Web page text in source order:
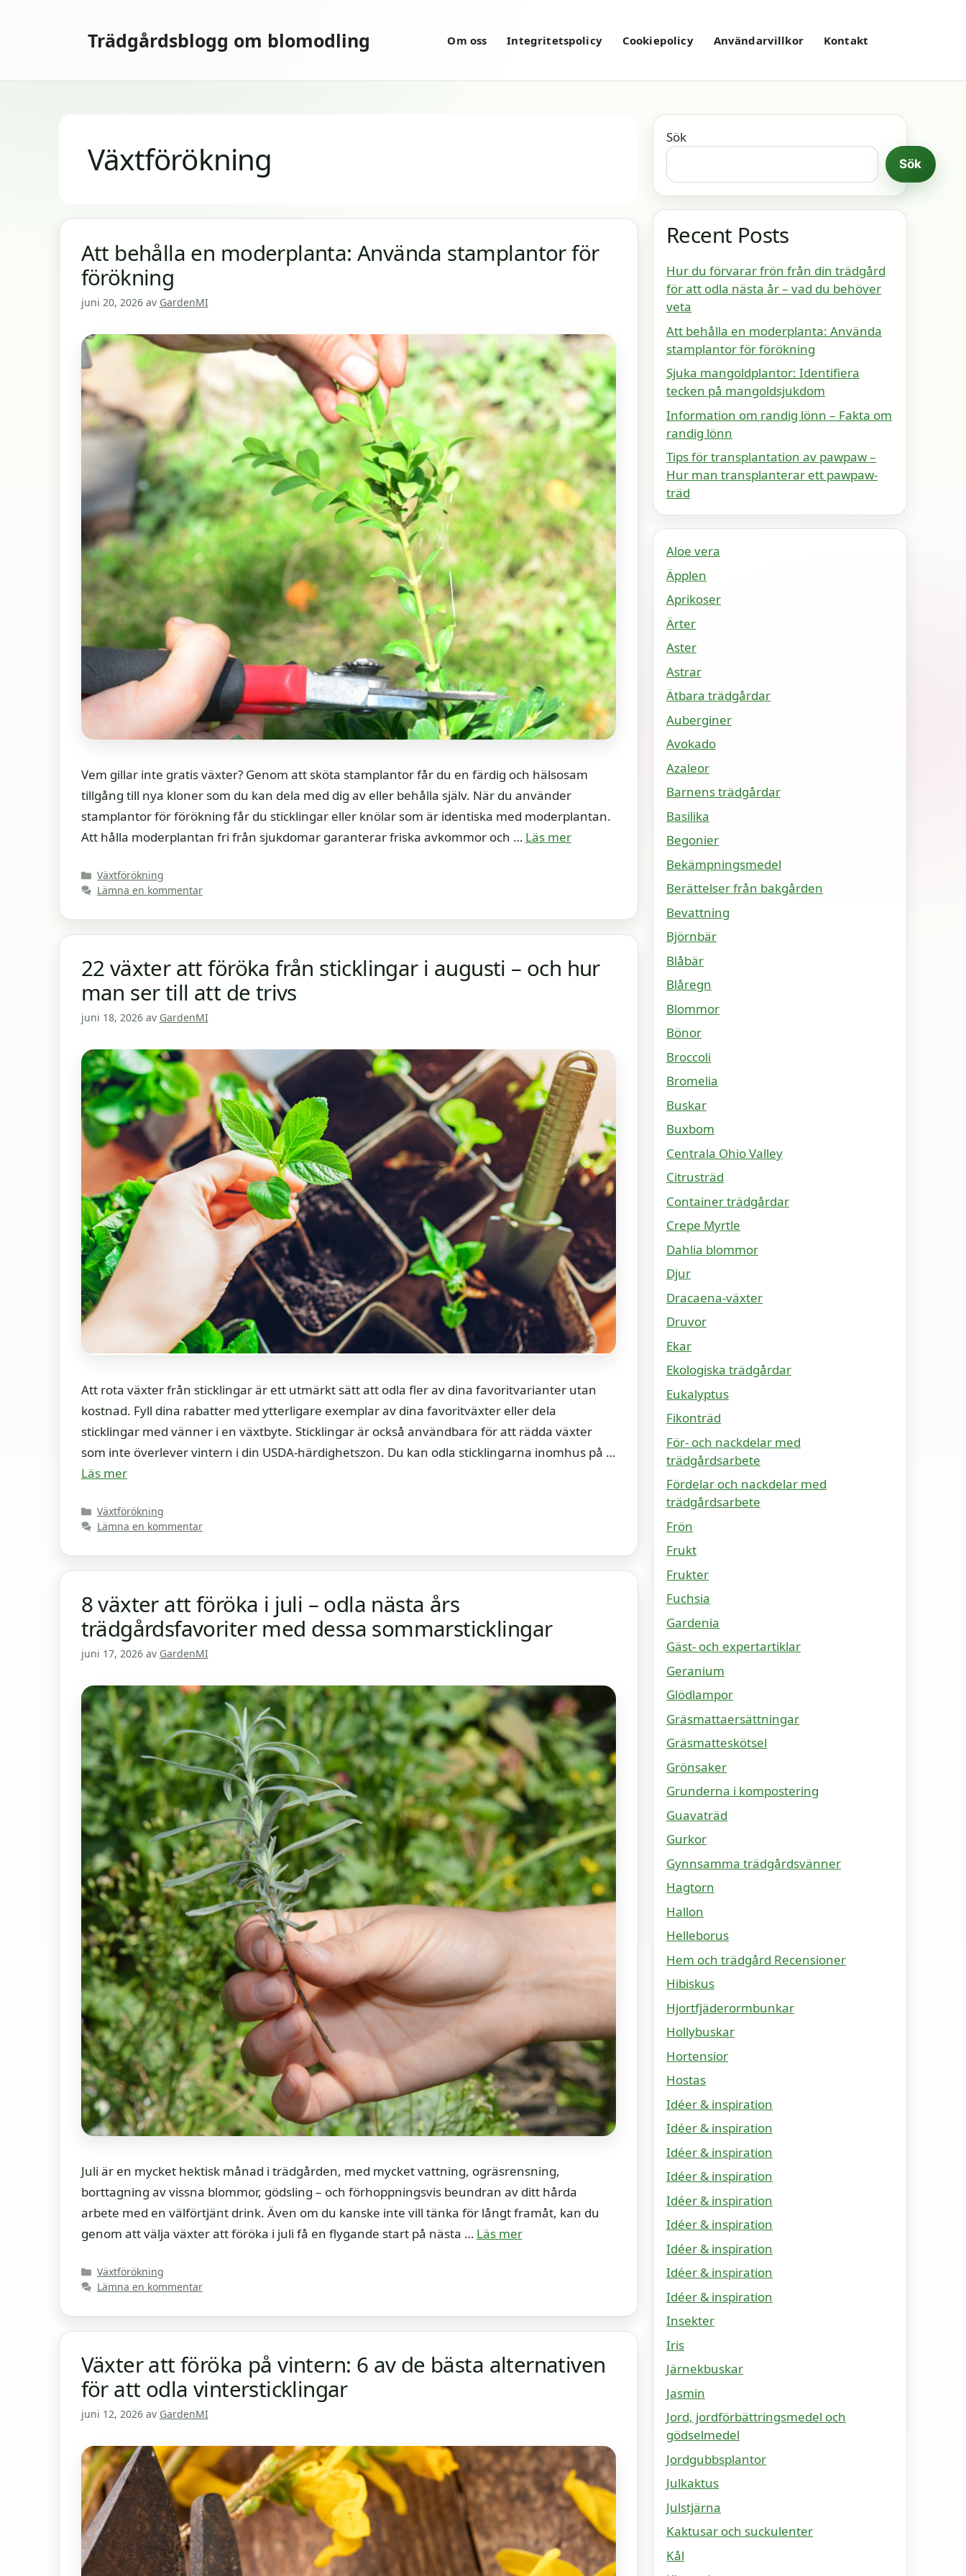
Trädgårdsblogg om blomodling Om oss Integritetspolicy Cookiepolicy Användarvillkor Kontakt
Växtförökning
Att behålla en moderplanta: Använda stamplantor för
förökning
juni 20, 2026 av GardenMI
Vem gillar inte gratis växter? Genom att sköta stamplantor får du en färdig och hälsosam
tillgång till nya kloner som du kan dela med dig av eller behålla själv. När du använder
stamplantor för förökning får du sticklingar eller knölar som är identiska med moderplantan.
Att hålla moderplantan fri från sjukdomar garanterar friska avkommor och … Läs mer
Kategorier
Växtförökning
Lämna en kommentar
22 växter att föröka från sticklingar i augusti – och hur
man ser till att de trivs
juni 18, 2026 av GardenMI
Att rota växter från sticklingar är ett utmärkt sätt att odla fler av dina favoritvarianter utan
kostnad. Fyll dina rabatter med ytterligare exemplar av dina favoritväxter eller dela
sticklingar med vänner i en växtbyte. Sticklingar är också användbara för att rädda växter
som inte överlever vintern i din USDA-härdighetszon. Du kan odla sticklingarna inomhus på …
Läs mer
Kategorier
Växtförökning
Lämna en kommentar
8 växter att föröka i juli – odla nästa års
trädgårdsfavoriter med dessa sommarsticklingar
juni 17, 2026 av GardenMI
Juli är en mycket hektisk månad i trädgården, med mycket vattning, ogräsrensning,
borttagning av vissna blommor, gödsling – och förhoppningsvis beundran av ditt hårda
arbete med en välförtjänt drink. Även om du kanske inte vill tänka för långt framåt, kan du
genom att välja växter att föröka i juli få en flygande start på nästa … Läs mer
Kategorier
Växtförökning
Lämna en kommentar
Växter att föröka på vintern: 6 av de bästa alternativen
för att odla vintersticklingar
juni 12, 2026 av GardenMI
Sök
Sök
Recent Posts
Hur du förvarar frön från din trädgård
för att odla nästa år – vad du behöver
veta
Att behålla en moderplanta: Använda
stamplantor för förökning
Sjuka mangoldplantor: Identifiera
tecken på mangoldsjukdom
Information om randig lönn – Fakta om
randig lönn
Tips för transplantation av pawpaw –
Hur man transplanterar ett pawpaw-
träd
Aloe vera
Äpplen
Aprikoser
Ärter
Aster
Astrar
Ätbara trädgårdar
Auberginer
Avokado
Azaleor
Barnens trädgårdar
Basilika
Begonier
Bekämpningsmedel
Berättelser från bakgården
Bevattning
Björnbär
Blåbär
Blåregn
Blommor
Bönor
Broccoli
Bromelia
Buskar
Buxbom
Centrala Ohio Valley
Citrusträd
Container trädgårdar
Crepe Myrtle
Dahlia blommor
Djur
Dracaena-växter
Druvor
Ekar
Ekologiska trädgårdar
Eukalyptus
Fikonträd
För- och nackdelar med
trädgårdsarbete
Fördelar och nackdelar med
trädgårdsarbete
Frön
Frukt
Frukter
Fuchsia
Gardenia
Gäst- och expertartiklar
Geranium
Glödlampor
Gräsmattaersättningar
Gräsmatteskötsel
Grönsaker
Grunderna i kompostering
Guavaträd
Gurkor
Gynnsamma trädgårdsvänner
Hagtorn
Hallon
Helleborus
Hem och trädgård Recensioner
Hibiskus
Hjortfjäderormbunkar
Hollybuskar
Hortensior
Hostas
Idéer & inspiration
Idéer & inspiration
Idéer & inspiration
Idéer & inspiration
Idéer & inspiration
Idéer & inspiration
Idéer & inspiration
Idéer & inspiration
Idéer & inspiration
Insekter
Iris
Järnekbuskar
Jasmin
Jord, jordförbättringsmedel och
gödselmedel
Jordgubbsplantor
Julkaktus
Julstjärna
Kaktusar och suckulenter
Kål